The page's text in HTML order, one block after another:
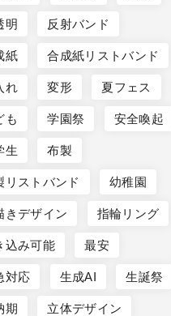
明 反射バンド
紙 合成紙リストバンド
れ 変形 夏フェス
も 学園祭 安全喚起
生 布製
リストバンド 幼稚園
きデザイン 指輪リング
込み可能 最安
対応 生成AI 生誕祭
期 立体デザイン